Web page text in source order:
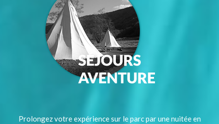
Prolongez votre expérience sur le parc par une nuitée en